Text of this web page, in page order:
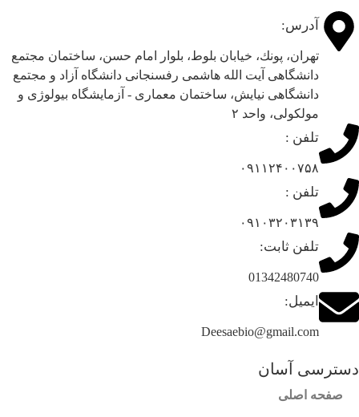
آدرس:
تهران، پونك، خيابان بلوط، بلوار امام حسن، ساختمان مجتمع
دانشگاهی آیت الله هاشمی رفسنجانی دانشگاه آزاد و مجتمع
دانشگاهی نيایش، ساختمان معماری - آزمایشگاه بيولوژی و
مولكولی، واحد ۲
تلفن :
۰۹۱۱۲۴۰۰۷۵۸
تلفن :
۰۹۱۰۳۲۰۳۱۳۹
تلفن ثابت:
01342480740
ایمیل:
Deesaebio@gmail.com
دسترسی آسان
صفحه اصلی